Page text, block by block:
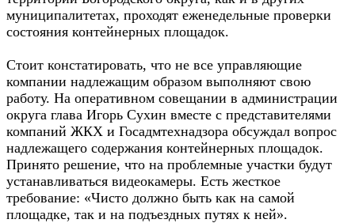
муниципалитетах, проходят еженедельные проверки
состояния контейнерных площадок.
Стоит констатировать, что не все управляющие
компании надлежащим образом выполняют свою
работу. На оперативном совещании в администрации
округа глава Игорь Сухин вместе с представителями
компаний ЖКХ и Госадмтехнадзора обсуждал вопрос
надлежащего содержания контейнерных площадок.
Принято решение, что на проблемные участки будут
устанавливаться видеокамеры. Есть жесткое
требование: «Чисто должно быть как на самой
площадке, так и на подъездных путях к ней».